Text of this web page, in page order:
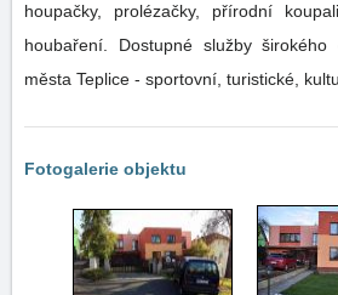
houpačky, prolézačky, přírodní
houbaření. Dostupné služby širokého
města Teplice - sportovní, turistické,
Fotogalerie objektu